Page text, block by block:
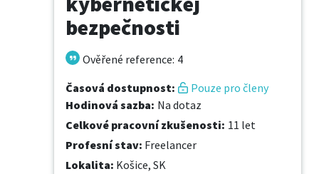
bezpečnosti
Ověřené reference: 4
Časová dostupnost:
Pouze pro členy
Hodinová sazba: Na dotaz
Celkové pracovní zkušenosti: 11 let
Profesní stav: Freelancer
Lokalita: Košice, SK